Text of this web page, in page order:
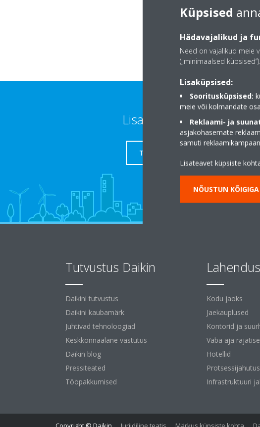
Lisateave
TUGI
Tutvustus Daikin
Daikini tutvustus
Daikini kaubamärk
Juhtivad tehnoloogiad
Keskkonnaalane vastutus
Daikin blog
Pressiteated
Tööpakkumised
Kodu jaoks
Jaekauplused
Kontorid ja
Vaba aja
Hotellid
Protsessijahutus
Infrastruktuuri
Küpsised
Hädavajalikud ja
Need on vajalikud meie
(„minimaalsed küpsised“).
Lisaküpsised:
Sooritusküpsised:
meie või kolmandate
Reklaami- ja
asjakohasemate
samuti
Lisateavet küpsiste
NÕUSTUN KÕIGIGA